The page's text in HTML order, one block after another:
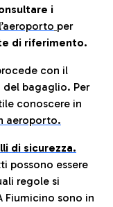
i
per
di riferimento.
con il
del bagaglio. Per
conoscere in
aeroporto.
di sicurezza.
possono essere
regole si
sono in